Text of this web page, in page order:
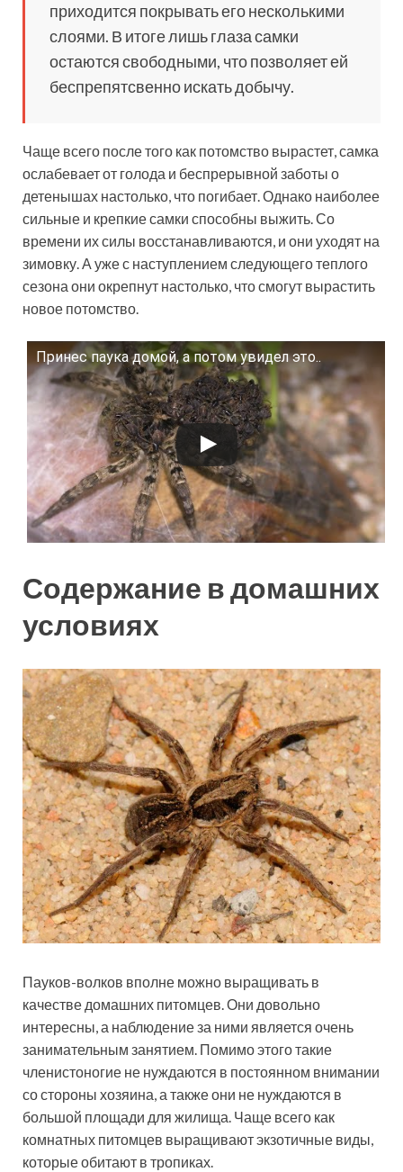
приходится покрывать его несколькими
слоями. В итоге лишь глаза самки
остаются свободными, что позволяет ей
беспрепятсвенно искать добычу.
Чаще всего после того как потомство вырастет, самка
ослабевает от голода и беспрерывной заботы о
детенышах настолько, что погибает. Однако наиболее
сильные и крепкие самки способны выжить. Со
времени их силы восстанавливаются, и они уходят на
зимовку. А уже с наступлением следующего теплого
сезона они окрепнут настолько, что смогут вырастить
новое потомство.
Принес паука домой, а потом увидел это..
Смотрите это видео на YouTube
Содержание в домашних
условиях
Пауков-волков вполне можно выращивать в
качестве домашних питомцев. Они довольно
интересны, а наблюдение за ними является очень
занимательным занятием. Помимо этого такие
членистоногие не нуждаются в постоянном внимании
со стороны хозяина, а также они не нуждаются в
большой площади для жилища. Чаще всего как
комнатных питомцев выращивают экзотичные виды,
которые обитают в тропиках.